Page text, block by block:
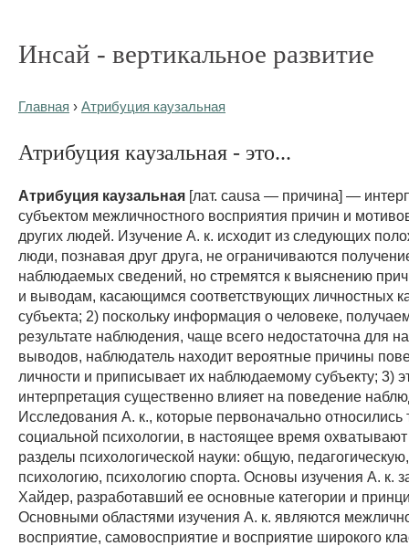
Инсай - вертикальное развитие
Главная › Атрибуция каузальная
Атрибуция каузальная - это...
Атрибуция каузальная [лат. causa — причина] —
субъектом межличностного восприятия причин и
других людей. Изучение А. к. исходит из следующих
люди, познавая друг друга, не ограничиваются
наблюдаемых сведений, но стремятся к выяснению
и выводам, касающимся соответствующих личностных
субъекта; 2) поскольку информация о человеке,
результате наблюдения, чаще всего недостаточна для
выводов, наблюдатель находит вероятные причины
личности и приписывает их наблюдаемому субъекту; 3)
интерпретация существенно влияет на поведение
Исследования А. к., которые первоначально относились
социальной психологии, в настоящее время охватывают
разделы психологической науки: общую,
психологию, психологию спорта. Основы изучения А. к.
Хайдер, разработавший ее основные категории и
Основными областями изучения А. к. являются
восприятие, самовосприятие и восприятие широкого